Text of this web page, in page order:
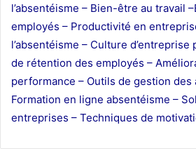
l’absentéisme – Bien-être au travail –
employés – Productivité en
l’absentéisme – Culture d’entreprise
de rétention des employés –
performance – Outils de gestion des
Formation en ligne absentéisme –
entreprises – Techniques de